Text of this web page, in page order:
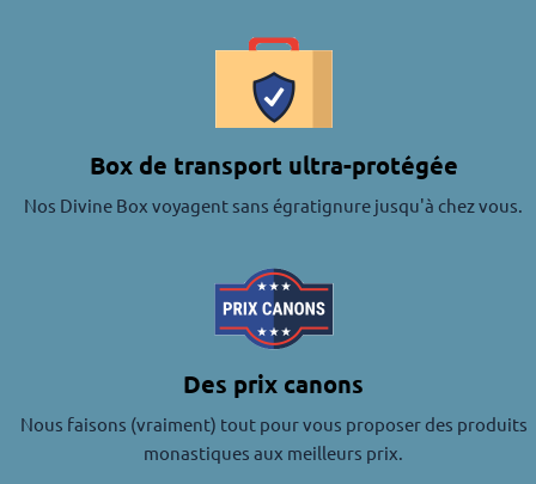
Box de transport ultra-protégée
Nos Divine Box voyagent sans égratignure jusqu'à chez vous.
Des prix canons
Nous faisons (vraiment) tout pour vous proposer des produits
monastiques aux meilleurs prix.